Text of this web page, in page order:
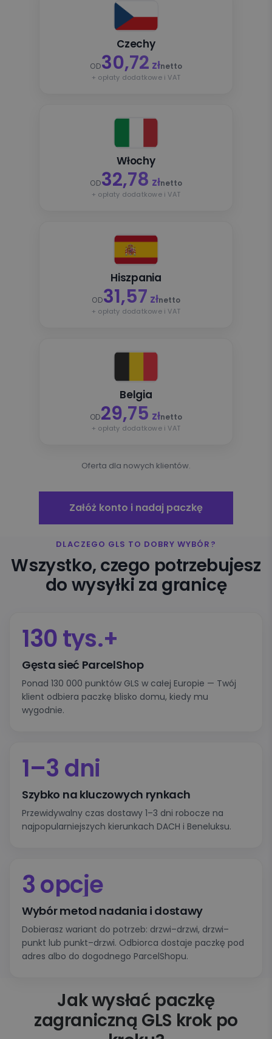
Czechy
OD30,72 złnetto
+ opłaty dodatkowe i VAT
Włochy
OD32,78 złnetto
+ opłaty dodatkowe i VAT
Hiszpania
OD31,57 złnetto
+ opłaty dodatkowe i VAT
Belgia
OD29,75 złnetto
+ opłaty dodatkowe i VAT
Oferta dla nowych klientów.
Załóż konto i nadaj paczkę
DLACZEGO GLS TO DOBRY WYBÓR?
Wszystko, czego potrzebujesz
do wysyłki za granicę
130 tys.+
Gęsta sieć ParcelShop
Ponad 130 000 punktów GLS w całej Europie — Twój
klient odbiera paczkę blisko domu, kiedy mu
wygodnie.
1–3 dni
Szybko na kluczowych rynkach
Przewidywalny czas dostawy 1–3 dni robocze na
najpopularniejszych kierunkach DACH i Beneluksu.
3 opcje
Wybór metod nadania i dostawy
Dobierasz wariant do potrzeb: drzwi–drzwi, drzwi–
punkt lub punkt–drzwi. Odbiorca dostaje paczkę pod
adres albo do dogodnego ParcelShopu.
Jak wysłać paczkę
zagraniczną GLS krok po